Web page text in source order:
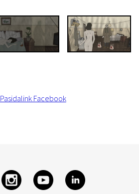
Pasidalink Facebook